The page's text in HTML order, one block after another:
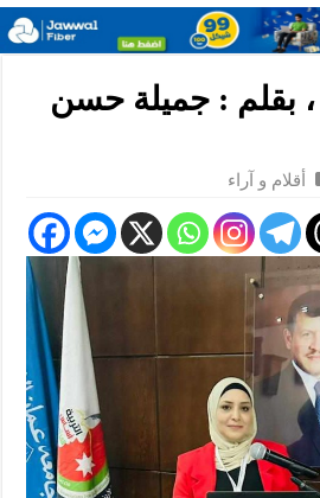
، بقلم : جميلة حسن
أقلام و آراء